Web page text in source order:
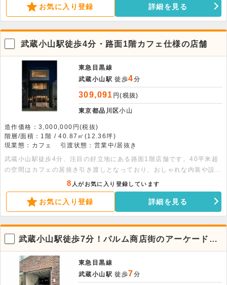
お気に入り登録 詳細を見る
武蔵小山駅徒歩4分・路面1階カフェ仕様の店舗
東急目黒線
武蔵小山駅 徒歩4分
309,091 円(税抜)
東京都品川区小山
造作価格：3,000,000円(税抜)
階層/面積：1階 / 40.87㎡(12.36坪)
現業態：カフェ
引渡状態：営業中/居抜き
武蔵小山駅徒歩4分、注目の好立地にある路面1階店舗です。40平米超
の空間はカフェの居抜き引き渡しとなっており、おしゃれな内装や設備
を活かしてスムーズに開業可能です。幅広い業態に対応しております。
8 人がお気に入り登録しています
お気に入り登録 詳細を見る
武蔵小山駅徒歩7分！パルム商店街のアーケード内
1階の路面店
東急目黒線
武蔵小山駅 徒歩7分